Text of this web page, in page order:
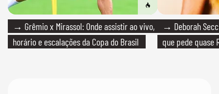
→ Grêmio x Mirassol: Onde assistir ao vivo,
horário e escalações da Copa do Brasil
→ Deborah
que pede quase